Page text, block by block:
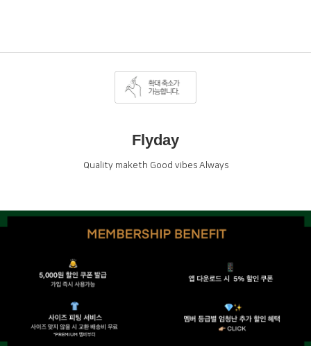
Flyday
Quality maketh Good vibes Always